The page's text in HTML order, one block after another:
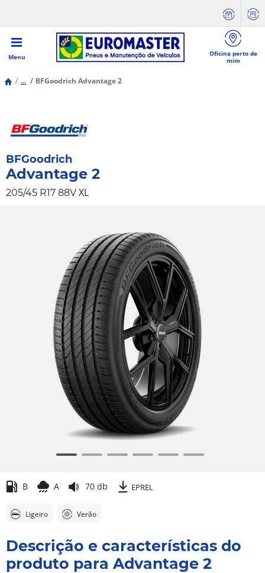
Menu
Oficina perto de
mim
... BFGoodrich Advantage 2
BFGoodrich
Advantage 2
205/45 R17 88V XL
6B A 70 db EPREL
Ligeiro Verão
Descrição e características do
produto para Advantage 2